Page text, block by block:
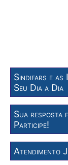
Sindifars e as
Seu Dia a Dia
Sua resposta
Participe!
Atendimento